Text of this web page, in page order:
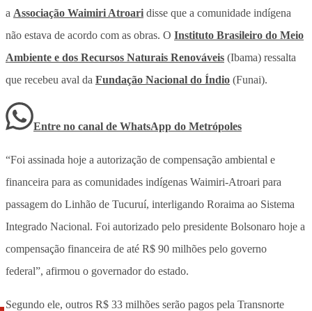
a Associação Waimiri Atroari disse que a comunidade indígena
não estava de acordo com as obras. O Instituto Brasileiro do Meio
Ambiente e dos Recursos Naturais Renováveis (Ibama) ressalta
que recebeu aval da Fundação Nacional do Índio (Funai).
Entre no canal de WhatsApp do Metrópoles
“Foi assinada hoje a autorização de compensação ambiental e
financeira para as comunidades indígenas Waimiri-Atroari para
passagem do Linhão de Tucuruí, interligando Roraima ao Sistema
Integrado Nacional. Foi autorizado pelo presidente Bolsonaro hoje a
compensação financeira de até R$ 90 milhões pelo governo
federal”, afirmou o governador do estado.
Segundo ele, outros R$ 33 milhões serão pagos pela Transnorte